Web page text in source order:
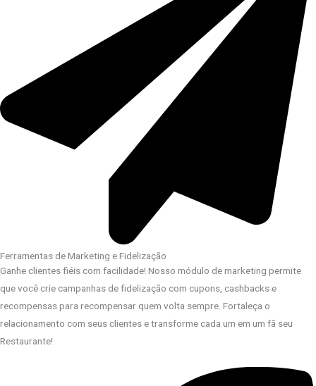
Ferramentas de Marketing e Fidelização
Ganhe clientes fiéis com facilidade! Nosso módulo de marketing permite
que você crie campanhas de fidelização com cupons, cashbacks e
recompensas para recompensar quem volta sempre. Fortaleça o
relacionamento com seus clientes e transforme cada um em um fã seu
Restaurante!